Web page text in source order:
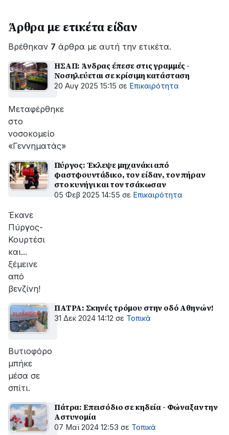
Άρθρα με ετικέτα είδαν
Βρέθηκαν 7 άρθρα με αυτή την ετικέτα.
ΗΣΑΠ: Άνδρας έπεσε στις γραμμές -
Νοσηλεύεται σε κρίσιμη κατάσταση
20 Αυγ 2025 15:15 σε Επικαιρότητα
Μεταφέρθηκε
στο
νοσοκομείο
«Γεννηματάς»
Πύργος: Έκλεψε μηχανάκι από
φαστφουντάδικο, τον είδαν, τον πήραν
στο κυνήγι και τον τσάκωσαν
05 Φεβ 2025 14:55 σε Επικαιρότητα
Έκανε
Πύργος-
Κουρτέσι
και...
ξέμεινε
από
βενζίνη!
ΠΑΤΡΑ: Σκηνές τρόμου στην οδό Αθηνών!
31 Δεκ 2024 14:12 σε Τοπικά
Βυτιοφόρο
μπήκε
μέσα σε
σπίτι.
Πάτρα: Επεισόδιο σε κηδεία - Φώναξαν την
Αστυνομία
07 Μαϊ 2024 12:53 σε Τοπικά